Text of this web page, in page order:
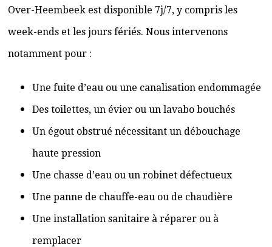
Over-Heembeek est disponible 7j/7, y compris les
week-ends et les jours fériés. Nous intervenons
notamment pour :
Une fuite d’eau ou une canalisation endommagée
Des toilettes, un évier ou un lavabo bouchés
Un égout obstrué nécessitant un débouchage
haute pression
Une chasse d’eau ou un robinet défectueux
Une panne de chauffe-eau ou de chaudière
Une installation sanitaire à réparer ou à
remplacer